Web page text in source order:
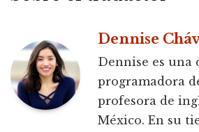
Dennise
Dennise es una
programadora
profesora de
México. En su